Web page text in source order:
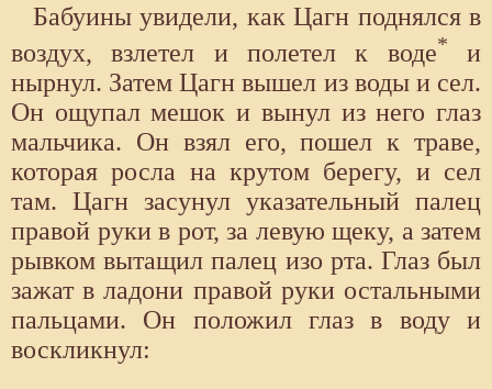
Бабуины увидели, как Цагн поднялся в
воздух, взлетел и полетел к воде*
и
нырнул. Затем Цагн вышел из воды и сел.
Он ощупал мешок и вынул из него глаз
мальчика. Он взял его, пошел к траве,
которая росла на крутом берегу, и сел
там. Цагн засунул указательный палец
правой руки в рот, за левую щеку, а затем
рывком вытащил палец изо рта. Глаз был
зажат в ладони правой руки остальными
пальцами. Он положил глаз в воду и
воскликнул: